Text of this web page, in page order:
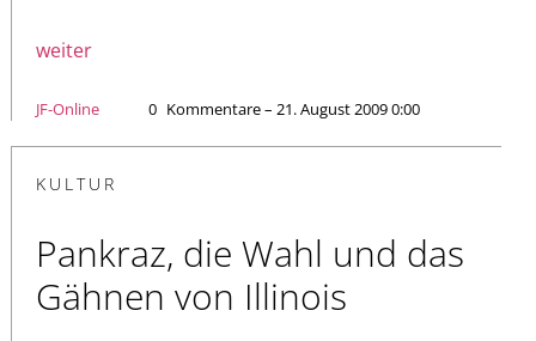
weiter
JF-Online 0 Kommentare – 21. August 2009 0:00
KULTUR
Pankraz, die Wahl und das
Gähnen von Illinois